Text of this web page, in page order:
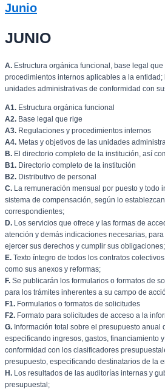
Junio
JUNIO
A. Estructura orgánica funcional, base legal
procedimientos internos aplicables a la
unidades administrativas de conformidad con
A1. Estructura orgánica funcional
A2. Base legal que rige
A3. Regulaciones y procedimientos internos
A4. Metas y objetivos de las unidades
B. El directorio completo de la institución, así
B1. Directorio completo de la institución
B2. Distributivo de personal
C. La remuneración mensual por puesto y todo
sistema de compensación, según lo
correspondientes;
D. Los servicios que ofrece y las formas de
atención y demás indicaciones necesarias,
ejercer sus derechos y cumplir sus obligaciones;
E. Texto íntegro de todos los contratos
como sus anexos y reformas;
F. Se publicarán los formularios o formatos de
para los trámites inherentes a su campo de
F1. Formularios o formatos de solicitudes
F2. Formato para solicitudes de acceso a la
G. Información total sobre el presupuesto anual
especificando ingresos, gastos, financiamiento
conformidad con los clasificadores
presupuesto, especificando destinatarios de la
H. Los resultados de las auditorías internas y
presupuestal;